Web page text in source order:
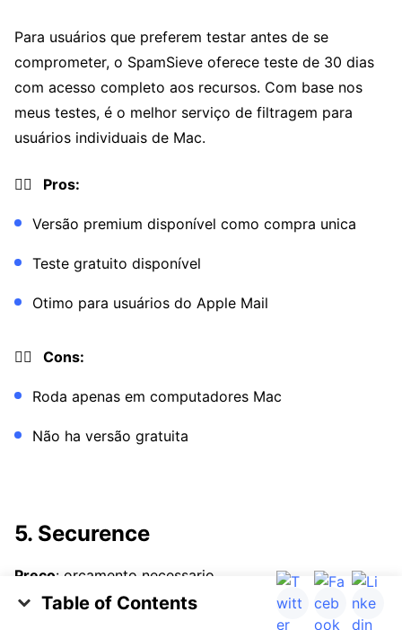
Table of Contents
Encontre a melhor solução antispam para suas
Para usuários que preferem testar antes de se
comprometer, o SpamSieve oferece teste de 30 dias
com acesso completo aos recursos. Com base nos
meus testes, é o melhor serviço de filtragem para
usuários individuais de Mac.
👍🏼 Pros:
Versão premium disponível como compra unica
Teste gratuito disponível
Otimo para usuários do Apple Mail
👎🏼 Cons:
Roda apenas em computadores Mac
Não ha versão gratuita
5. Securence
Preço: orcamento necessario
Filtro antispam hospedado em servidor